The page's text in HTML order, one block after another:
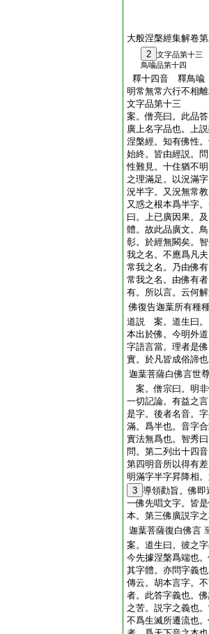
大般涅槃經集解卷
2
文字品第十三
鳥喩品第十四
釋十四音 釋鳥喩
明常無常六行不相
文字品第十三
案。僧亮曰。此品
廣上名字品也。上
涅槃經。知有佛性
始終。皆由經説。
性難見。十住猶不
之理滿足。以況滿
況半字。又況無常
又惑之根本爲半字
曰。上已廣因果。
體。故此品廣文。
彰。於經無闕矣。
我之名。不應爲凡
常我之名。乃由佛
常我之名。由佛有
有。所以言。云何
佛復告迦葉所有種
道説 案。道生曰。
本出於佛。今明外
字語言當。理者是
實。於凡皆成俗諦也
迦葉菩薩白佛言世
案。僧宗曰。明
一切記論。有益之
是字。後者名音。
滿。爲半也。音字
實法無爲也。智秀
問。第二列出十四
第四明音所以得有
明滿字半字昇降相
3 導領勸旨。佛
一佛先唱文字。皆
本。第三佛廣説字
迦葉菩薩復白佛言
案。道生曰。彼之
今先據涅槃爲端也
其字體。亦問字義
傳云。胡本言字。
者。此答字義也。
之苦。説字之義也
不爲生滅所遷流也